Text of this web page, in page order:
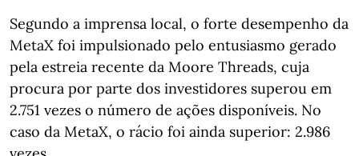
Segundo a imprensa local, o forte desempenho da
MetaX foi impulsionado pelo entusiasmo gerado
pela estreia recente da Moore Threads, cuja
procura por parte dos investidores superou em
2.751 vezes o número de ações disponíveis. No
caso da MetaX, o rácio foi ainda superior: 2.986